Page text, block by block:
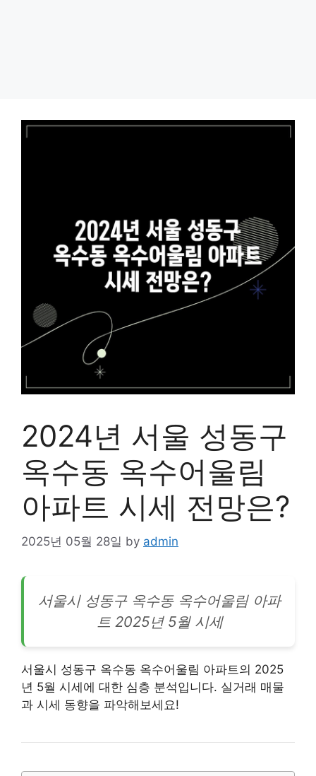
2024년 서울 성동구
옥수동 옥수어울림
아파트 시세 전망은?
2025년 05월 28일 by admin
서울시 성동구 옥수동 옥수어울림 아파
트2025년 5월 시세
서울시 성동구 옥수동 옥수어울림 아파트의 2025
년 5월 시세에 대한 심층 분석입니다. 실거래 매물
과 시세 동향을 파악해보세요!